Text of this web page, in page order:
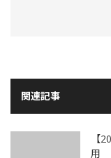
関連記事
【
用